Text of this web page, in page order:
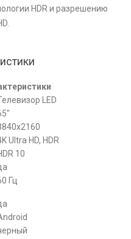
HDR и разрешению
LED
Ultra HD, HDR
10
Гц